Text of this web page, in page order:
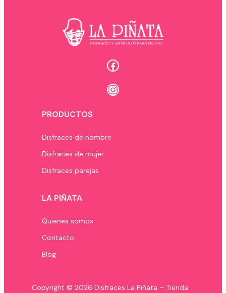
Facebook
Instagram
PRODUCTOS
Disfraces de hombre
Disfraces de mujer
Disfraces parejas
LA PIÑATA
Quienes somos
Contacto
Blog
Copyright © 2026 Disfraces La Piñata – Tienda